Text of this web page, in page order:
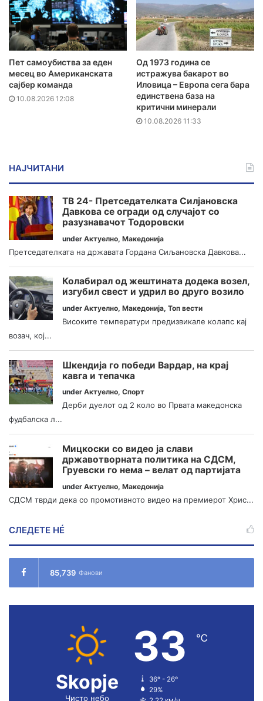
Пет самоубиства за еден
месец во Американската
сајбер команда
10.08.2026 12:08
Од 1973 година се
истражува бакарот во
Иловица – Европа сега бара
единствена база на
критични минерали
10.08.2026 11:33
НАЈЧИТАНИ
ТВ 24- Претседателката Силјановска
Давкова се огради од случајот со
разузнавачот Тодоровски
under Актуелно, Македонија
Претседателката на државата Гордана Сиљановска Давкова...
Колабирал од жештината додека возел,
изгубил свест и удрил во друго возило
under Актуелно, Македонија, Топ вести
Високите температури предизвикале колапс кај
возач, кој...
Шкендија го победи Вардар, на крај
кавга и тепачка
under Актуелно, Спорт
Дерби дуелот од 2 коло во Првата македонска
фудбалска л...
Мицкоски со видео ја слави
државотворната политика на СДСМ,
Груевски го нема – велат од партијата
under Актуелно, Македонија
СДСМ тврди дека со промотивното видео на премиерот Хрис...
СЛЕДЕТЕ НÉ
85,739 Фанови
Skopje
Чисто небо
33 ℃
36º - 26º
29%